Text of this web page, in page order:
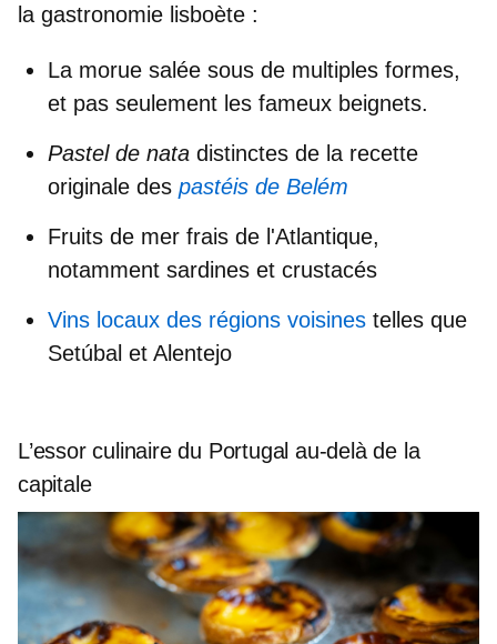
la gastronomie lisboète :
La morue salée sous de multiples formes,
et pas seulement les fameux beignets.
Pastel de nata distinctes de la recette
originale des pastéis de Belém
Fruits de mer frais de l'Atlantique,
notamment sardines et crustacés
Vins locaux des régions voisines telles que
Setúbal et Alentejo
L’essor culinaire du Portugal au-delà de la
capitale